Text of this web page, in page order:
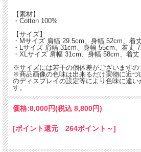
【素材】
・Cotton 100%
【サイズ】
・Mサイズ 肩幅 29.5cm、身幅 52cm、着
・Lサイズ 肩幅 31cm、身幅 55cm、着丈
・XLサイズ 肩幅 31cm、身幅 58cm、着丈
※サイズには若干の個体差がございますの
※商品画像の色味は出来るだけ実物に近づ
のディスプレイの設定等により色味に違い
す。
価格:8,000円(税込 8,800円)
[ポイント還元 264ポイント～]